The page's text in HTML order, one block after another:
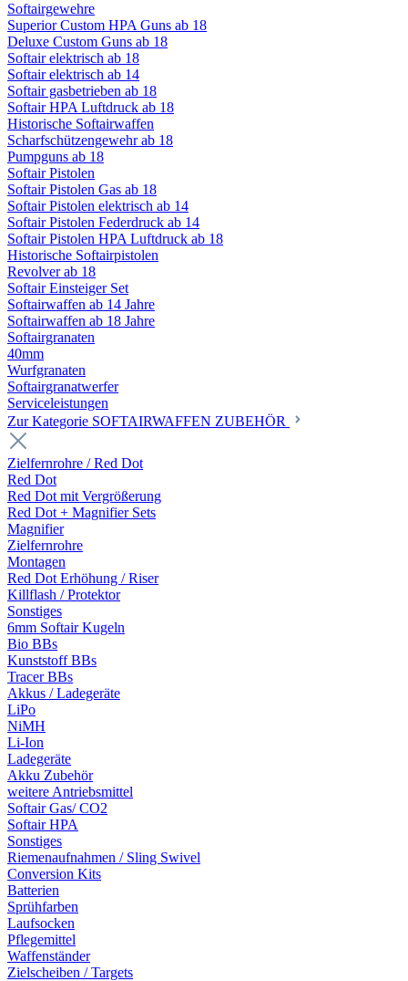
Softairgewehre
Superior Custom HPA Guns ab 18
Deluxe Custom Guns ab 18
Softair elektrisch ab 18
Softair elektrisch ab 14
Softair gasbetrieben ab 18
Softair HPA Luftdruck ab 18
Historische Softairwaffen
Scharfschützengewehr ab 18
Pumpguns ab 18
Softair Pistolen
Softair Pistolen Gas ab 18
Softair Pistolen elektrisch ab 14
Softair Pistolen Federdruck ab 14
Softair Pistolen HPA Luftdruck ab 18
Historische Softairpistolen
Revolver ab 18
Softair Einsteiger Set
Softairwaffen ab 14 Jahre
Softairwaffen ab 18 Jahre
Softairgranaten
40mm
Wurfgranaten
Softairgranatwerfer
Serviceleistungen
Zur Kategorie SOFTAIRWAFFEN ZUBEHÖR
Zielfernrohre / Red Dot
Red Dot
Red Dot mit Vergrößerung
Red Dot + Magnifier Sets
Magnifier
Zielfernrohre
Montagen
Red Dot Erhöhung / Riser
Killflash / Protektor
Sonstiges
6mm Softair Kugeln
Bio BBs
Kunststoff BBs
Tracer BBs
Akkus / Ladegeräte
LiPo
NiMH
Li-Ion
Ladegeräte
Akku Zubehör
weitere Antriebsmittel
Softair Gas/ CO2
Softair HPA
Sonstiges
Riemenaufnahmen / Sling Swivel
Conversion Kits
Batterien
Sprühfarben
Laufsocken
Pflegemittel
Waffenständer
Zielscheiben / Targets